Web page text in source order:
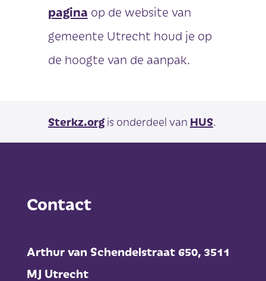
pagina op de website van
gemeente Utrecht houd je op
de hoogte van de aanpak.
Sterkz.orgis onderdeel van HUS.
Contact
Arthur van Schendelstraat 650, 3511
MJ Utrecht